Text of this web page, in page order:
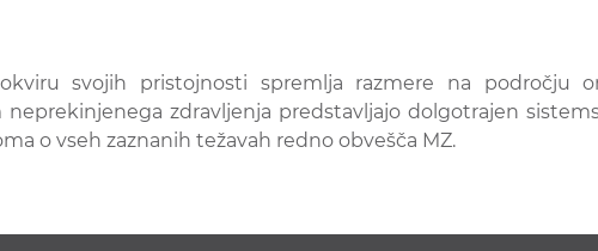
svojih pristojnosti spremlja razmere na področju
zdravljenja predstavljajo dolgotrajen
o vseh zaznanih težavah redno obvešča MZ.